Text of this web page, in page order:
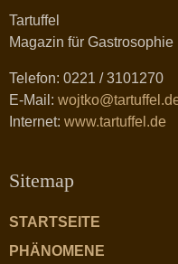
Tartuffel
Magazin für
Telefon: 0221 / 3101270
E-Mail:
Internet: www.tartuffel.de
Sitemap
STARTSEITE
PHÄNOMENE